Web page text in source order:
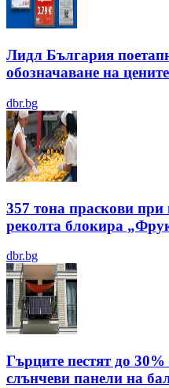
Лидл България
обозначаване на
dbr.bg
357 тона праскови при
реколта блокира
dbr.bg
Гърците пестят до 30%
слънчеви панели на